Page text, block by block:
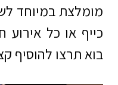
מומלצת במיוחד
כייף או כל אירוע
בוא תרצו להוסיף